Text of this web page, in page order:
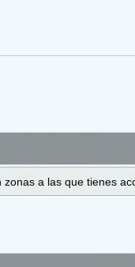
a las que tienes